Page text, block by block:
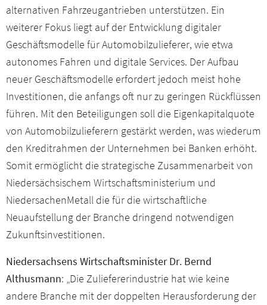
alternativen Fahrzeugantrieben unterstützen. Ein
weiterer Fokus liegt auf der Entwicklung digitaler
Geschäftsmodelle für Automobilzulieferer, wie etwa
autonomes Fahren und digitale Services. Der Aufbau
neuer Geschäftsmodelle erfordert jedoch meist hohe
Investitionen, die anfangs oft nur zu geringen Rückflüssen
führen. Mit den Beteiligungen soll die Eigenkapitalquote
von Automobilzulieferern gestärkt werden, was wiederum
den Kreditrahmen der Unternehmen bei Banken erhöht.
Somit ermöglicht die strategische Zusammenarbeit von
Niedersächsischem Wirtschaftsministerium und
NiedersachenMetall die für die wirtschaftliche
Neuaufstellung der Branche dringend notwendigen
Zukunftsinvestitionen.
Niedersachsens Wirtschaftsminister Dr. Bernd
Althusmann: „Die Zuliefererindustrie hat wie keine
andere Branche mit der doppelten Herausforderung der